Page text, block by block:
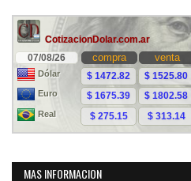
MAS INFORMACION